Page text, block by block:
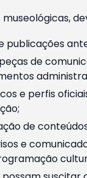
de
e perfis
de
e